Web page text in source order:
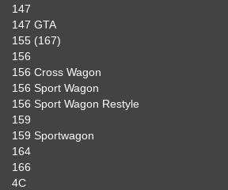
147
147 GTA
155 (167)
156
156 Cross Wagon
156 Sport Wagon
156 Sport Wagon Restyle
159
159 Sportwagon
164
166
4C